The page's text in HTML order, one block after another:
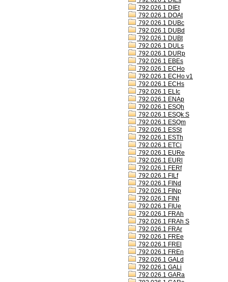
792.026.1 DIEt
792.026.1 DOAt
792.026.1 DUBc
792.026.1 DUBd
792.026.1 DUBt
792.026.1 DULs
792.026.1 DURp
792.026.1 EBEs
792.026.1 ECHo
792.026.1 ECHo v1
792.026.1 ECHs
792.026.1 ELIc
792.026.1 ENAp
792.026.1 ESQh
792.026.1 ESQk S
792.026.1 ESQm
792.026.1 ESSt
792.026.1 ESTh
792.026.1 ETCi
792.026.1 EURe
792.026.1 EURl
792.026.1 FERf
792.026.1 FILf
792.026.1 FINd
792.026.1 FINp
792.026.1 FINt
792.026.1 FIUe
792.026.1 FRAh
792.026.1 FRAh S
792.026.1 FRAr
792.026.1 FREe
792.026.1 FREl
792.026.1 FREn
792.026.1 GALd
792.026.1 GALi
792.026.1 GARa